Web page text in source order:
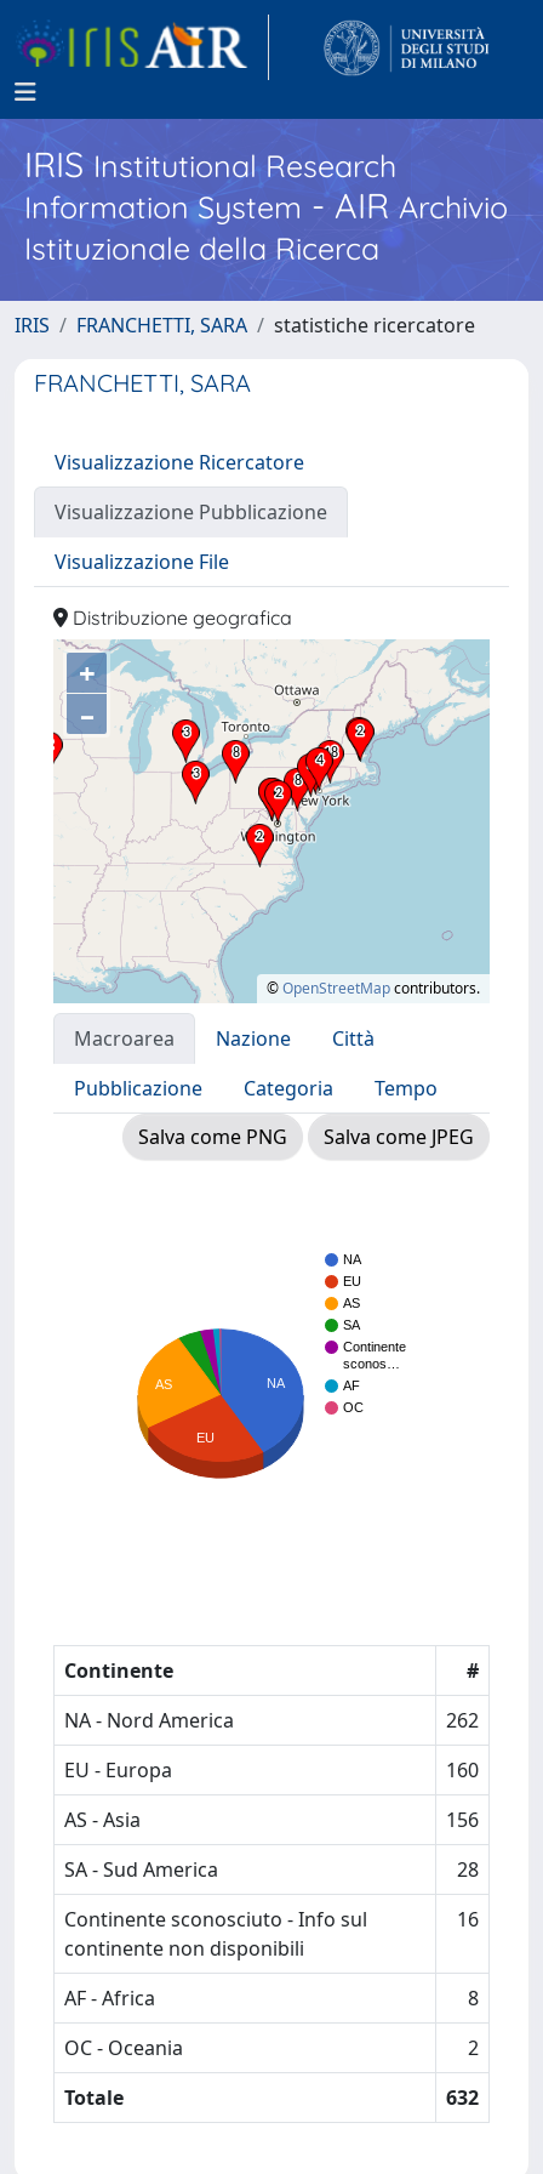
IRISInstitutional Research
Information System - AIR Archivio
Istituzionale della Ricerca
IRIS FRANCHETTI, SARA statistiche ricercatore
FRANCHETTI, SARA
Visualizzazione Ricercatore
Visualizzazione Pubblicazione
Visualizzazione File
Distribuzione geografica
+
–
©OpenStreetMapcontributors.
Macroarea Nazione
Città
Pubblicazione
Categoria
Tempo
Salva come PNG
Salva come JPEG
NA
EU
AS
SA
Continente
sconos…
AF
OC
NA
AS
EU
Continente
#
NA - Nord America
262
EU - Europa
160
AS - Asia
156
SA - Sud America
28
Continente sconosciuto - Info sul
continente non disponibili
16
AF - Africa
8
OC - Oceania
2
Totale
632